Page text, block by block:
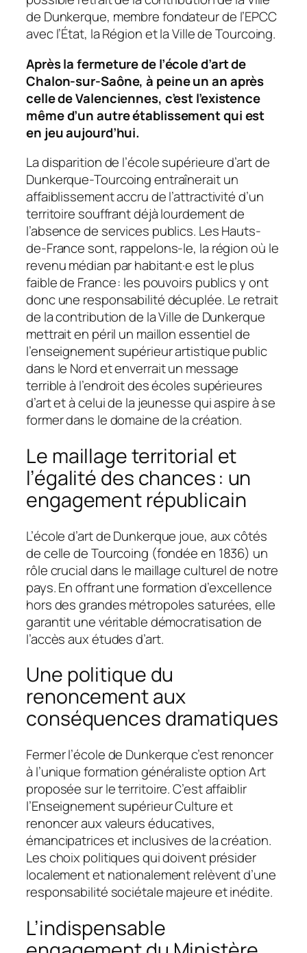
de Dunkerque, membre fondateur de l’EPCC
avec l’État, la Région et la Ville de Tourcoing.
Après la fermeture de l’école d’art de
Chalon-sur-Saône, à peine un an après
celle de Valenciennes, c’est l’existence
même d’un autre établissement qui est
en jeu aujourd’hui.
La disparition de l’école supérieure d’art de
Dunkerque-Tourcoing entraînerait un
affaiblissement accru de l’attractivité d’un
territoire souffrant déjà lourdement de
l’absence de services publics. Les Hauts-
de-France sont, rappelons-le, la région où le
revenu médian par habitant·e est le plus
faible de France : les pouvoirs publics y ont
donc une responsabilité décuplée. Le retrait
de la contribution de la Ville de Dunkerque
mettrait en péril un maillon essentiel de
l’enseignement supérieur artistique public
dans le Nord et enverrait un message
terrible à l’endroit des écoles supérieures
d’art et à celui de la jeunesse qui aspire à se
former dans le domaine de la création.
Le maillage territorial et
l’égalité des chances : un
engagement républicain
L’école d’art de Dunkerque joue, aux côtés
de celle de Tourcoing (fondée en 1836) un
rôle crucial dans le maillage culturel de notre
pays. En offrant une formation d’excellence
hors des grandes métropoles saturées, elle
garantit une véritable démocratisation de
l’accès aux études d’art.
Une politique du
renoncement aux
conséquences dramatiques
Fermer l’école de Dunkerque c’est renoncer
à l’unique formation généraliste option Art
proposée sur le territoire. C’est affaiblir
l’Enseignement supérieur Culture et
renoncer aux valeurs éducatives,
émancipatrices et inclusives de la création.
Les choix politiques qui doivent présider
localement et nationalement relèvent d’une
responsabilité sociétale majeure et inédite.
L’indispensable